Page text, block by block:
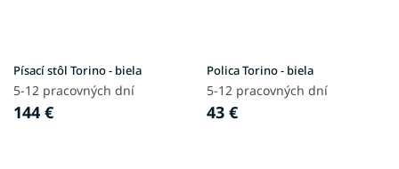
Písací stôl Torino - biela
5-12 pracovných dní
144 €
Polica Torino - biela
5-12 pracovných dní
43 €